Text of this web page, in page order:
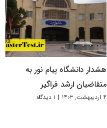
هشدار دانشگاه پیام نور به
متقاضیان ارشد فراگیر
۴ اردیبهشت, ۱۴۰۳ | ۱ دیدگاه